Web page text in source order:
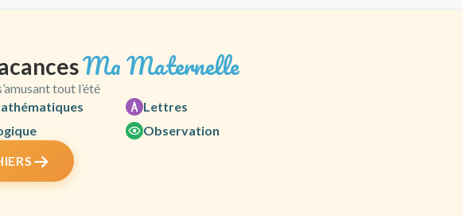
Ma Maternelle
tout l’été
Lettres
Observation